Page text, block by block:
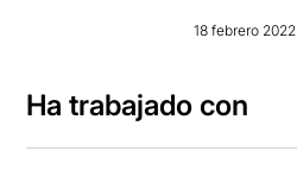
18 febrero 2022
Ha trabajado con